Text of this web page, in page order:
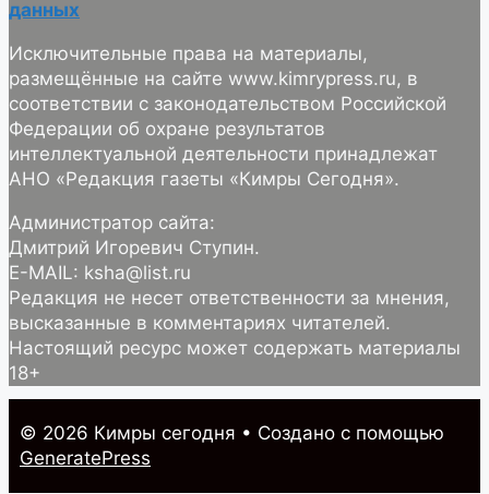
данных
Исключительные права на материалы,
размещённые на сайте www.kimrypress.ru, в
соответствии с законодательством Российской
Федерации об охране результатов
интеллектуальной деятельности принадлежат
АНО «Редакция газеты «Кимры Сегодня».
Администратор сайта:
Дмитрий Игоревич Ступин.
E-MAIL: ksha@list.ru
Редакция не несет ответственности за мнения,
высказанные в комментариях читателей.
Настоящий ресурс может содержать материалы
18+
© 2026 Кимры cегодня • Создано с помощью
GeneratePress